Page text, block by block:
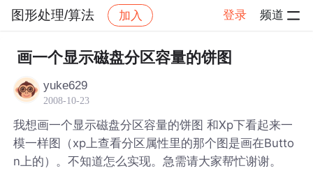
图形处理/算法 加入 登录 频道
社区 图形处理/算法 帖子详情
画一个显示磁盘分区容量的饼图
yuke629
2008-10-23
我想画一个显示磁盘分区容量的饼图 和Xp下看起来一
模一样图（xp上查看分区属性里的那个图是画在Butto
n上的）。不知道怎么实现。急需请大家帮忙谢谢。